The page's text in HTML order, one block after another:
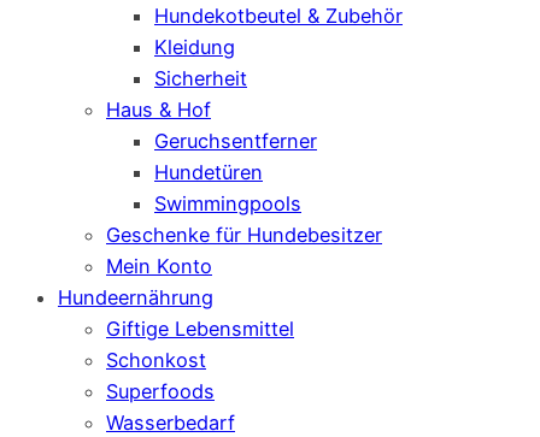
Hundekotbeutel & Zubehör
Kleidung
Sicherheit
Haus & Hof
Geruchsentferner
Hundetüren
Swimmingpools
Geschenke für Hundebesitzer
Mein Konto
Hundeernährung
Giftige Lebensmittel
Schonkost
Superfoods
Wasserbedarf